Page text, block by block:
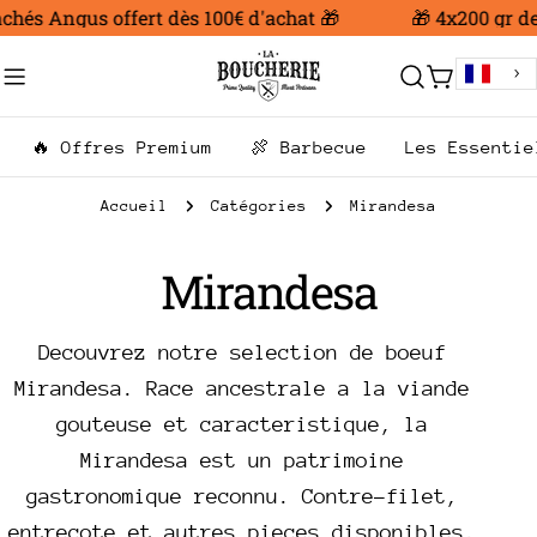
Aller
contenu
Angus offert dès 100€ d'achat 🎁 🎁 4x200 gr
Chariot
🔥 Offres Premium 🍖 Barbecue Les
Accueil Catégories Mirandesa
C
o
l
l
e
Mirandesa
Decouvrez notre selection de boeuf
Mirandesa. Race ancestrale a la viande
gouteuse et caracteristique, la
Mirandesa est un patrimoine
gastronomique reconnu. Contre-filet,